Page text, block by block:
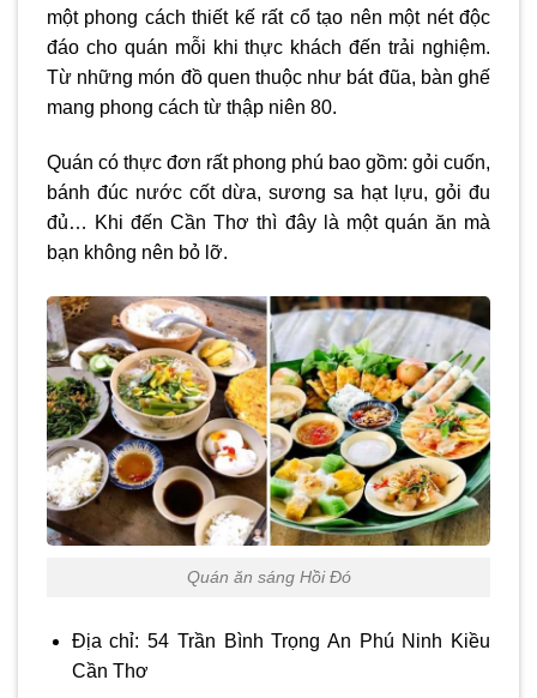
một phong cách thiết kế rất cổ tạo nên một nét độc
đáo cho quán mỗi khi thực khách đến trải nghiệm.
Từ những món đồ quen thuộc như bát đũa, bàn ghế
mang phong cách từ thập niên 80.
Quán có thực đơn rất phong phú bao gồm: gỏi cuốn,
bánh đúc nước cốt dừa, sương sa hạt lựu, gỏi đu
đủ… Khi đến Cần Thơ thì đây là một quán ăn mà
bạn không nên bỏ lỡ.
Quán ăn sáng Hồi Đó
Địa chỉ: 54 Trần Bình Trọng An Phú Ninh Kiều
Cần Thơ